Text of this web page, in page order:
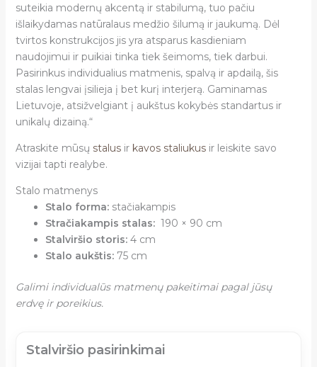
suteikia modernų akcentą ir stabilumą, tuo pačiu
išlaikydamas natūralaus medžio šilumą ir jaukumą. Dėl
tvirtos konstrukcijos jis yra atsparus kasdieniam
naudojimui ir puikiai tinka tiek šeimoms, tiek darbui.
Pasirinkus individualius matmenis, spalvą ir apdailą, šis
stalas lengvai įsilieja į bet kurį interjerą. Gaminamas
Lietuvoje, atsižvelgiant į aukštus kokybės standartus ir
unikalų dizainą.“
Atraskite mūsų stalusir kavos staliukusir leiskite savo
vizijai tapti realybe.
Stalo matmenys
Stalo forma:stačiakampis
Stračiakampis stalas:190 × 90 cm
Stalviršio storis:4 cm
Stalo aukštis:75 cm
Galimi individualūs matmenų pakeitimai pagal jūsų
erdvę ir poreikius.
Stalviršio pasirinkimai